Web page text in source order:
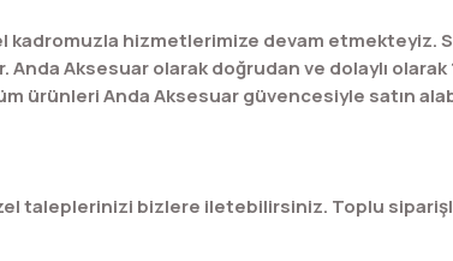
kadromuzla hizmetlerimize devam
Anda Aksesuar olarak doğrudan ve dolaylı
ürünleri Anda Aksesuar güvencesiyle satın
taleplerinizi bizlere iletebilirsiniz. Toplu